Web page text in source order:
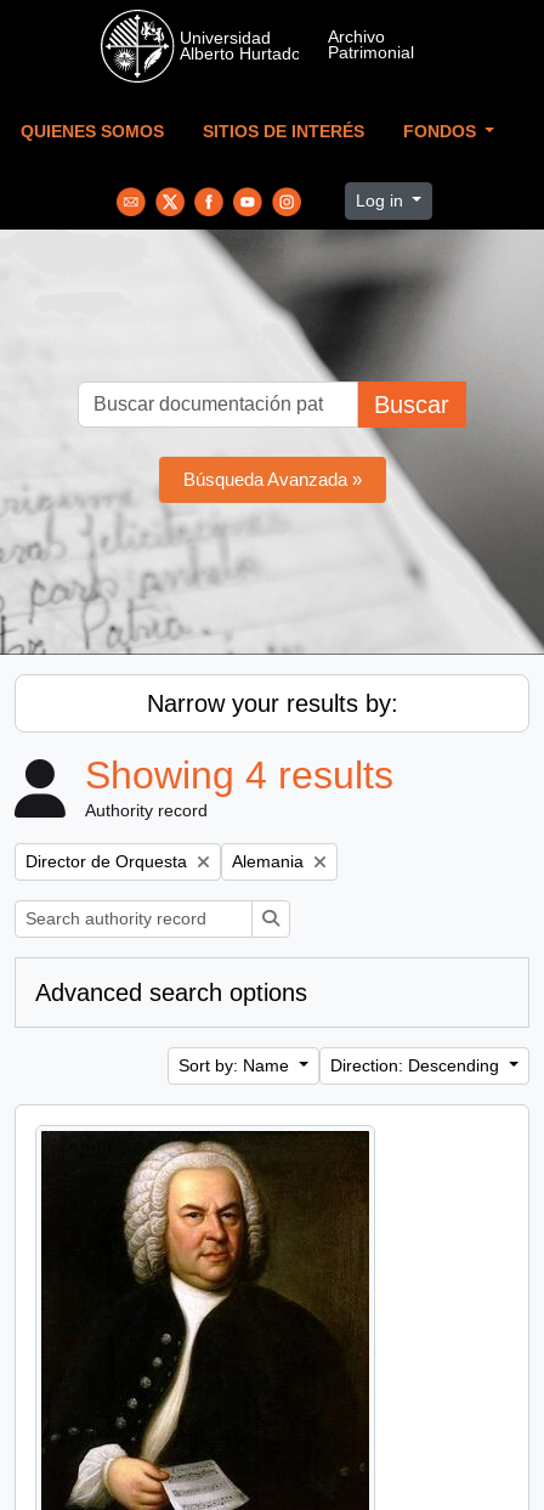
Skip to main content
QUIENES SOMOS SITIOS DE INTERÉS FONDOS
Log in
Buscar
Búsqueda Avanzada »
Narrow your results by:
Showing 4 results
Authority record
Remove filter:
Director de Orquesta Remove filter:
Alemania
Advanced search options
Sort by: Name Direction: Descending